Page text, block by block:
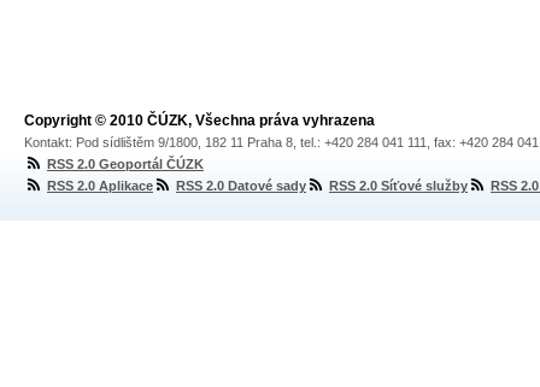
Copyright © 2010 ČÚZK, Všechna práva vyhrazena
Kontakt: Pod sídlištěm 9/1800, 182 11 Praha 8, tel.: +420 284 041 111, fax: +420 284
RSS 2.0 Geoportál ČÚZK
RSS 2.0 Aplikace
RSS 2.0 Datové sady RSS 2.0 Síťové služby RSS